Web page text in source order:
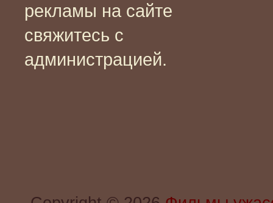
рекламы на сайте
свяжитесь с
администрацией.